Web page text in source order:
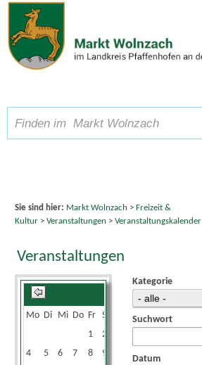
Zum Inhalt,zur Navigation
Schriftgröße A A A
Sie sind hier: Markt Wolnzach > Freizeit &
Kultur> Veranstaltungen > Veranstaltungskalender
Veranstaltungen
Mo Di Mi Do Fr Sa
1
2
4
5 6 7 8 9
Kategorie
Suchwort
Datum